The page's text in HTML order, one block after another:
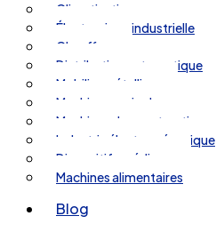
Climatisation
Électronique industrielle
Chauffage
Distribution automatique
Mobilier métallique
Machines agricoles
Machines de construction
Industrie électromécanique
Dispositifs médicaux
Machines alimentaires
Blog